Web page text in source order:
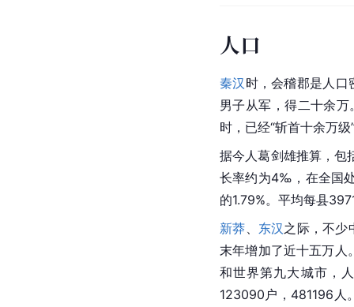
人口
秦汉 时，会稽郡是人口
男子从军，得二十余万
时，已经“斩首十余万
据今人葛剑雄推算，包
长率约为4‰，在全国
的1.79%。平均每县
新莽
东汉之际，不少
末年增加了近十五万人
和世界第九大城市，
123090户，481196人